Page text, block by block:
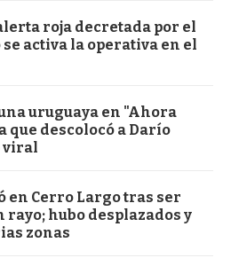
roja decretada por el
activa la operativa en el
uruguaya en "Ahora
que descolocó a Darío
viral
en Cerro Largo tras ser
rayo; hubo desplazados y
zonas